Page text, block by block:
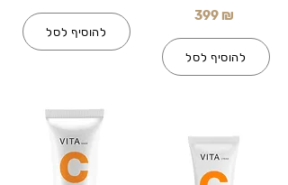
להוסיף לסל
399 ₪
להוסיף לסל